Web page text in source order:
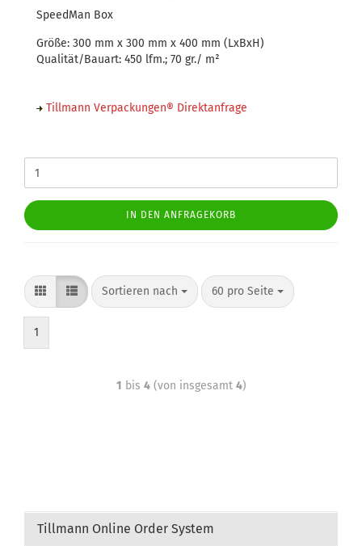
SpeedMan Box
Größe: 300 mm x 300 mm x 400 mm (LxBxH)
Qualität/Bauart: 450 lfm.; 70 gr./ m²
Tillmann Verpackungen® Direktanfrage
IN DEN ANFRAGEKORB
Sortieren nach 60 pro Seite
1
1 bis 4(von insgesamt 4)
Tillmann Online Order System